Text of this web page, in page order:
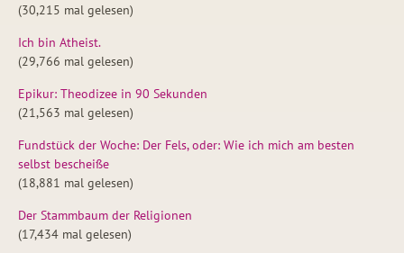
(30,215 mal gelesen)
Ich bin Atheist.
(29,766 mal gelesen)
Epikur: Theodizee in 90 Sekunden
(21,563 mal gelesen)
Fundstück der Woche: Der Fels, oder: Wie ich mich am besten
selbst bescheiße
(18,881 mal gelesen)
Der Stammbaum der Religionen
(17,434 mal gelesen)